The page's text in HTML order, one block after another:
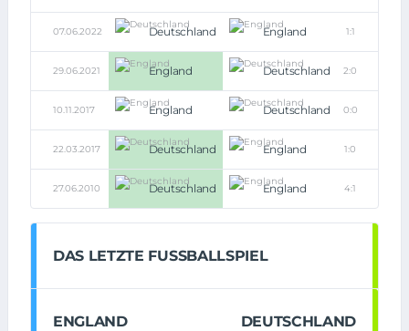
07.06.2022 Deutschland England 1:1
29.06.2021 England Deutschland 2:0
10.11.2017 England Deutschland 0:0
22.03.2017 Deutschland England 1:0
27.06.2010 Deutschland England 4:1
DAS LETZTE FUSSBALLSPIEL
ENGLAND DEUTSCHLAND